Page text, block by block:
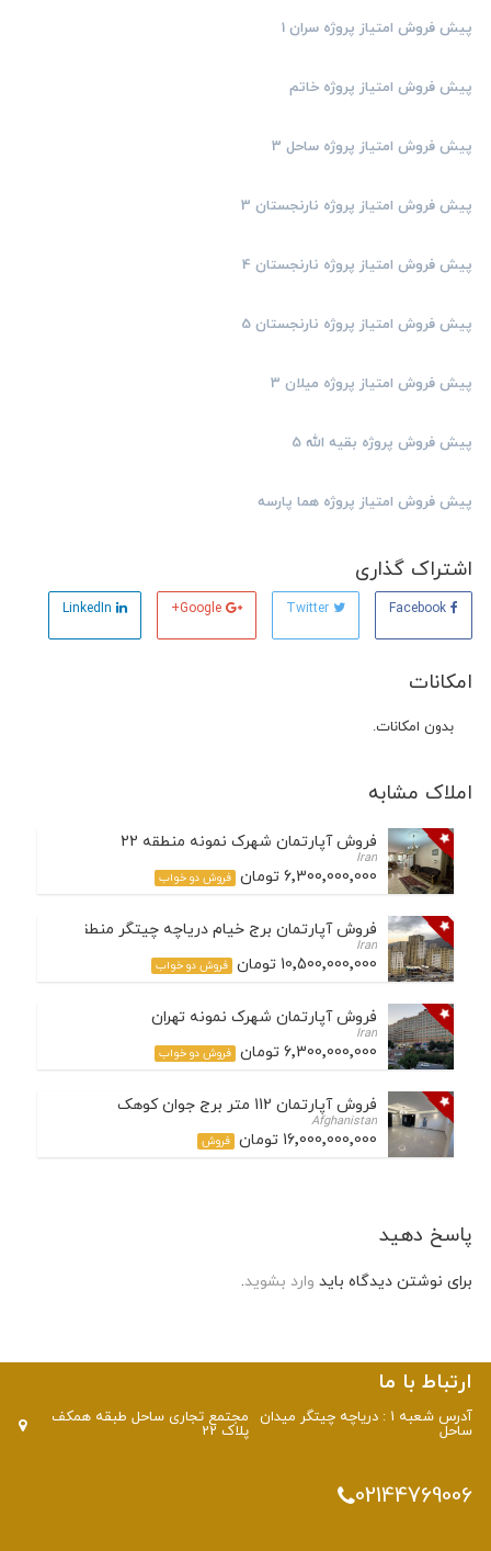
پیش فروش امتیاز پروژه سران 1
پیش فروش امتیاز پروژه خاتم
پیش فروش امتیاز پروژه ساحل 3
پیش فروش امتیاز پروژه نارنجستان 3
پیش فروش امتیاز پروژه نارنجستان 4
پیش فروش امتیاز پروژه نارنجستان 5
پیش فروش امتیاز پروژه میلان 3
پیش فروش پروژه بقیه الله 5
پیش فروش امتیاز پروژه هما پارسه
اشتراک گذاری
Twitter
Google+
LinkedIn
امکانات
بدون امکانات.
املاک مشابه
فروش آپارتمان شهرک نمونه منطقه 22
Iran
6٬300٬000٬000 تومان فروش دو خواب
فروش آپارتمان برج خیام دریاچه چیتگر منطقه 22
Iran
10٬500٬000٬000 تومان فروش دو خواب
فروش آپارتمان شهرک نمونه تهران
Iran
6٬300٬000٬000 تومان فروش دو خواب
فروش آپارتمان 112 متر برج جوان کوهک
Afghanistan
16٬000٬000٬000 تومان فروش
پاسخ دهید
برای نوشتن دیدگاه بایدوارد بشوید.
ارتباط با ما
آدرس شعبه 1 : دریاچه چیتگر میدان
ساحل
مجتمع تجاری ساحل طبقه همکف
پلاک 22
02144769006